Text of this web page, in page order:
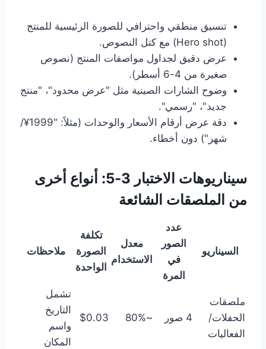
تنسيق منطقي واحترافي للصورة الرئيسية للمنتج
(Hero shot) مع كتل النصوص.
عرض دقيق لجداول مواصفات المنتج (نصوص
صغيرة من 4-6 أسطر).
وضوح الشارات الصينية مثل "عرض محدود"، "منتج
جديد"، "رسمي".
دقة عرض أرقام الأسعار والوحدات (مثلاً: "1999¥/
شهر") دون أخطاء.
سيناريوهات الاختبار 3-5: أنواع أخرى
من الملصقات الشائعة
السيناريو
عدد
الصور
في
المرة
معدل
الاستخدام
تكلفة
الصورة
الواحدة
ملاحظات
ملصقات
الحفلات/
الفعاليات
4 صور ~80%
$0.03
تشمل
التاريخ
واسم
المكان